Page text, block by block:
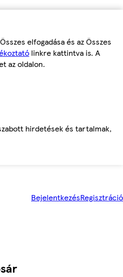
elfogadása és az Összes
linkre kattintva is. A
az oldalon.
hirdetések és tartalmak,
BejelentkezésRegisztráció